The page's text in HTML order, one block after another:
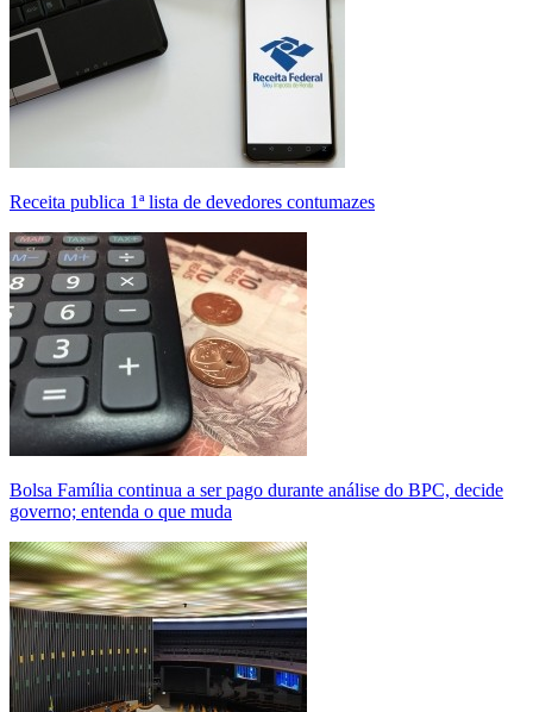
Receita publica 1ª lista de devedores contumazes
Bolsa Família continua a ser pago durante análise do BPC, decide
governo; entenda o que muda